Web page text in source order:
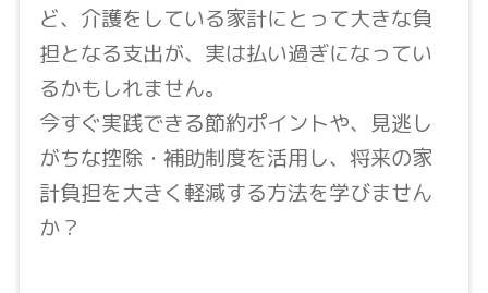
ど、介護をしている家計にとって大きな負
担となる支出が、実は払い過ぎになってい
るかもしれません。
今すぐ実践できる節約ポイントや、見逃し
がちな控除・補助制度を活用し、将来の家
計負担を大きく軽減する方法を学びません
か？